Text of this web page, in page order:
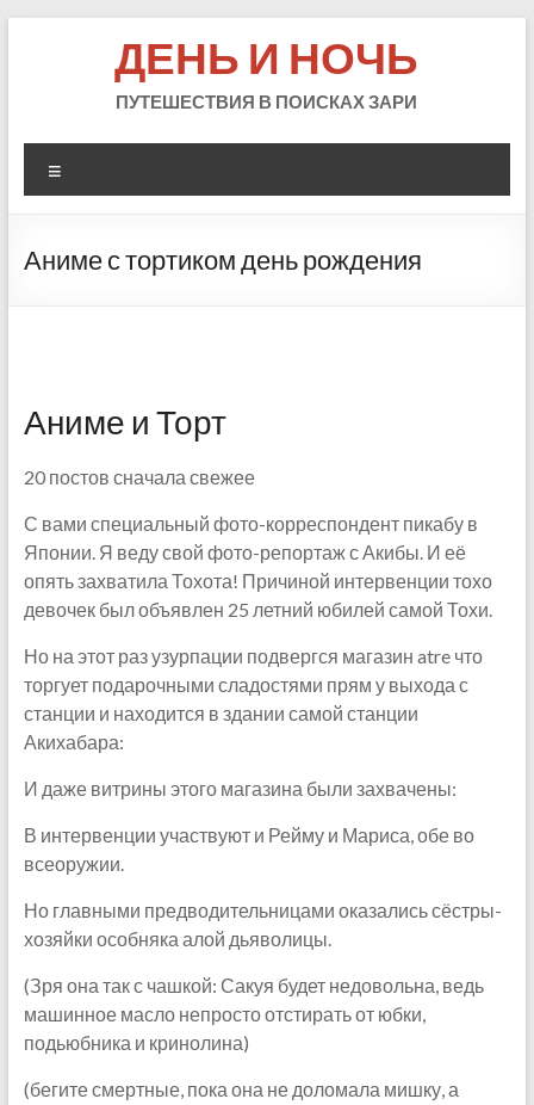
ДЕНЬ И НОЧЬ
ПУТЕШЕСТВИЯ В ПОИСКАХ ЗАРИ
Аниме с тортиком день рождения
Аниме и Торт
20 постов сначала свежее
С вами специальный фото-корреспондент пикабу в
Японии. Я веду свой фото-репортаж с Акибы. И её
опять захватила Тохота! Причиной интервенции тохо
девочек был объявлен 25 летний юбилей самой Тохи.
Но на этот раз узурпации подвергся магазин atre что
торгует подарочными сладостями прям у выхода с
станции и находится в здании самой станции
Акихабара:
И даже витрины этого магазина были захвачены:
В интервенции участвуют и Рейму и Мариса, обе во
всеоружии.
Но главными предводительницами оказались сёстры-
хозяйки особняка алой дьяволицы.
(Зря она так с чашкой: Сакуя будет недовольна, ведь
машинное масло непросто отстирать от юбки,
подьюбника и кринолина)
(бегите смертные, пока она не доломала мишку, а